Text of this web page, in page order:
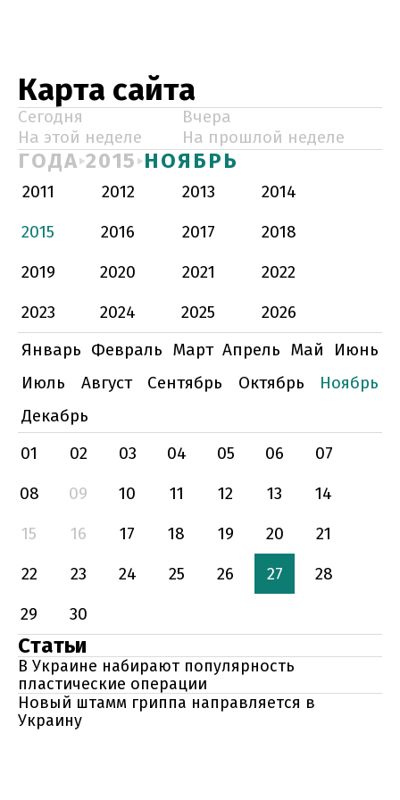
Карта сайта
Сегодня
Вчера
На этой неделе
На прошлой неделе
ГОДА 2015 НОЯБРЬ
2011 2012 2013
2014
2015
2016 2017
2018
2019
2020 2021
2022
2023
2024 2025
2026
Январь Февраль Март Апрель Май
Июнь
Июль
Август Сентябрь Октябрь
Ноябрь
Декабрь
01
02 03 04 05 06
07
08
09 10 11 12 13
14
15
16 17 18 19 20
21
22
23 24 25 26 27
28
29
30
Статьи
В Украине набирают популярность
пластические операции
Новый штамм гриппа направляется в
Украину